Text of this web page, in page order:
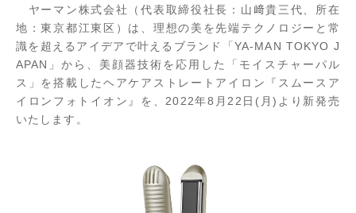
ヤーマン株式会社（代表取締役社長：山﨑貴三代、所在
地：東京都江東区）は、理想の美を先端テクノロジーと常
識を超えるアイデアで叶えるブランド「YA-MAN TOKYO J
APAN」から、美顔器技術を応用した「モイスチャーパル
ス」を搭載したヘアケアストレートアイロン『スムースア
イロンフォトイオン』を、2022年8月22日(月)より新発売
いたします。